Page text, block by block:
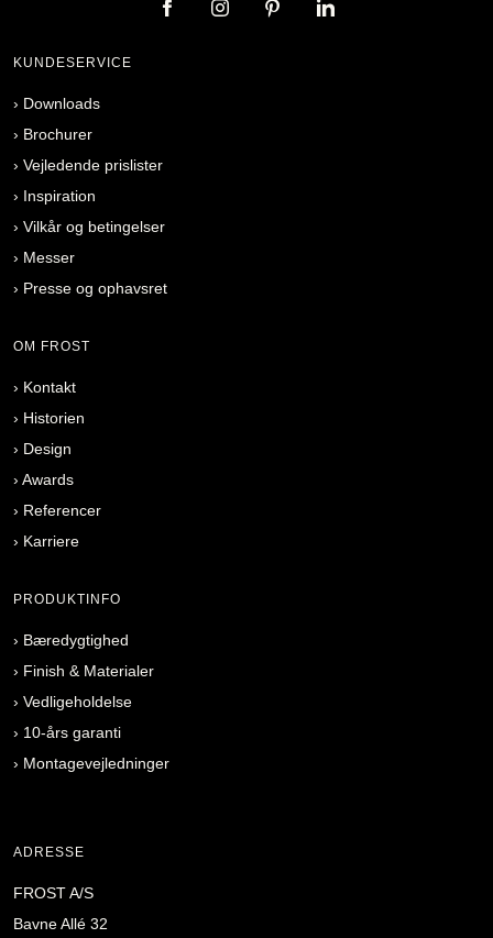
KUNDESERVICE
› Downloads
› Brochurer
› Vejledende prislister
› Inspiration
› Vilkår og betingelser
› Messer
› Presse og ophavsret
OM FROST
› Kontakt
› Historien
› Design
› Awards
› Referencer
› Karriere
PRODUKTINFO
› Bæredygtighed
› Finish & Materialer
› Vedligeholdelse
› 10-års garanti
› Montagevejledninger
ADRESSE
FROST A/S
Bavne Allé 32